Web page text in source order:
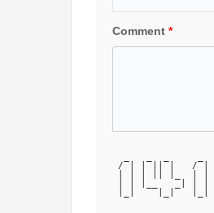
Comment *
/ | | || |   / |
| | | || |_  | |
| | |__   _| | |
|_|    |_|